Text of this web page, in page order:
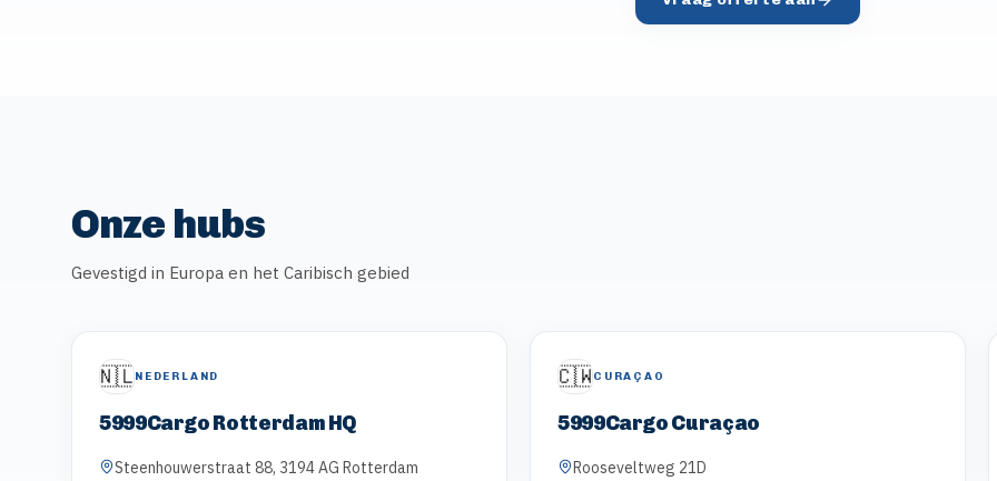
Onze hubs
Gevestigd in Europa en het Caribisch gebied
🇳🇱NEDERLAND
5999Cargo Rotterdam HQ
Steenhouwerstraat 88, 3194 AG Rotterdam
🇨🇼CURAÇAO
5999Cargo Curaçao
Rooseveltweg 21D